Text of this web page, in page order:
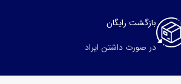
بازگشت رایگان
در صورت داشتن ایراد